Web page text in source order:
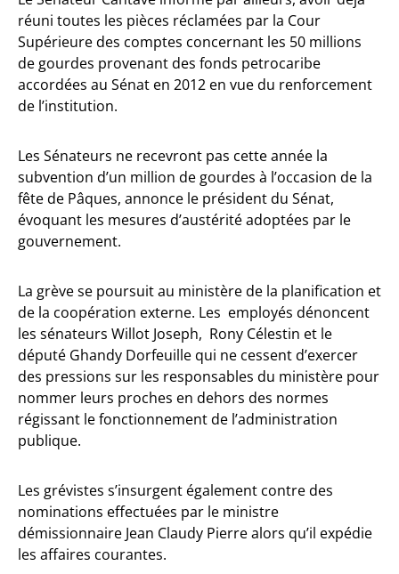
réuni toutes les pièces réclamées par la Cour
Supérieure des comptes concernant les 50 millions
de gourdes provenant des fonds petrocaribe
accordées au Sénat en 2012 en vue du renforcement
de l’institution.
Les Sénateurs ne recevront pas cette année la
subvention d’un million de gourdes à l’occasion de la
fête de Pâques, annonce le président du Sénat,
évoquant les mesures d’austérité adoptées par le
gouvernement.
La grève se poursuit au ministère de la planification et
de la coopération externe. Les employés dénoncent
les sénateurs Willot Joseph, Rony Célestin et le
député Ghandy Dorfeuille qui ne cessent d’exercer
des pressions sur les responsables du ministère pour
nommer leurs proches en dehors des normes
régissant le fonctionnement de l’administration
publique.
Les grévistes s’insurgent également contre des
nominations effectuées par le ministre
démissionnaire Jean Claudy Pierre alors qu’il expédie
les affaires courantes.